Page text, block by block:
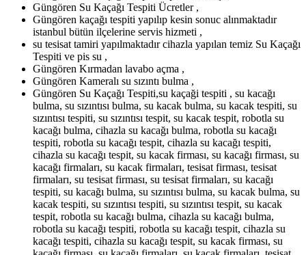
Güngören Su Kaçağı Tespiti Ücretler ,
Güngören kaçağı tespiti yapılıp kesin sonuc alınmaktadır
istanbul bütün ilçelerine servis hizmeti ,
su tesisat tamiri yapılmaktadır cihazla yapılan temiz Su Kaçağı
Tespiti ve pis su ,
Güngören Kırmadan lavabo açma ,
Güngören Kameralı su sızıntı bulma ,
Güngören Su Kaçağı Tespiti,su kaçaği tespiti , su kacağı
bulma, su sızıntısı bulma, su kacak bulma, su kacak tespiti, su
sızıntısı tespiti, su sızıntısı tespit, su kacak tespit, robotla su
kacağı bulma, cihazla su kacağı bulma, robotla su kacağı
tespiti, robotla su kacağı tespit, cihazla su kacağı tespiti,
cihazla su kacağı tespit, su kacak firması, su kacağı firması, su
kacağı firmaları, su kacak firmaları, tesisat firması, tesisat
firmaları, su tesisat firması, su tesisat firmaları, su kacağı
tespiti, su kacağı bulma, su sızıntısı bulma, su kacak bulma, su
kacak tespiti, su sızıntısı tespiti, su sızıntısı tespit, su kacak
tespit, robotla su kacağı bulma, cihazla su kacağı bulma,
robotla su kacağı tespiti, robotla su kacağı tespit, cihazla su
kacağı tespiti, cihazla su kacağı tespit, su kacak firması, su